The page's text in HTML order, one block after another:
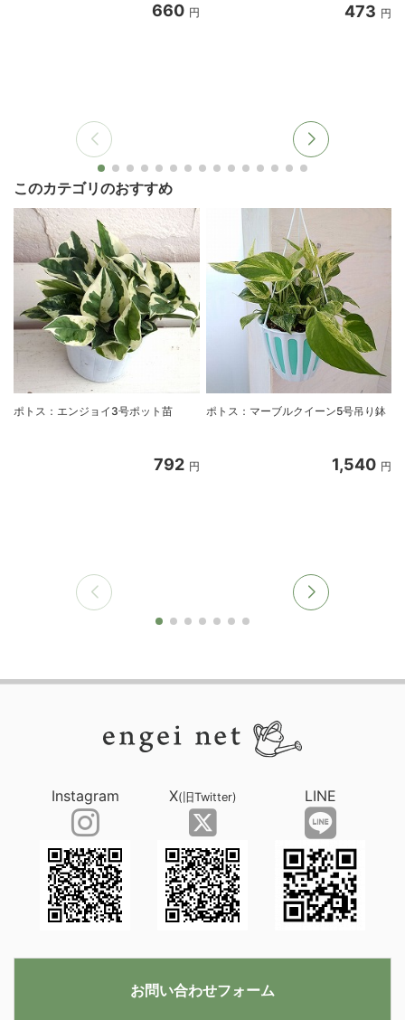
660 円 473 円
このカテゴリのおすすめ
ポトス：エンジョイ3号ポット苗
792 円
ポトス：マーブルクイーン5号吊り鉢
1,540 円
Instagram X(旧Twitter) LINE
お問い合わせフォーム